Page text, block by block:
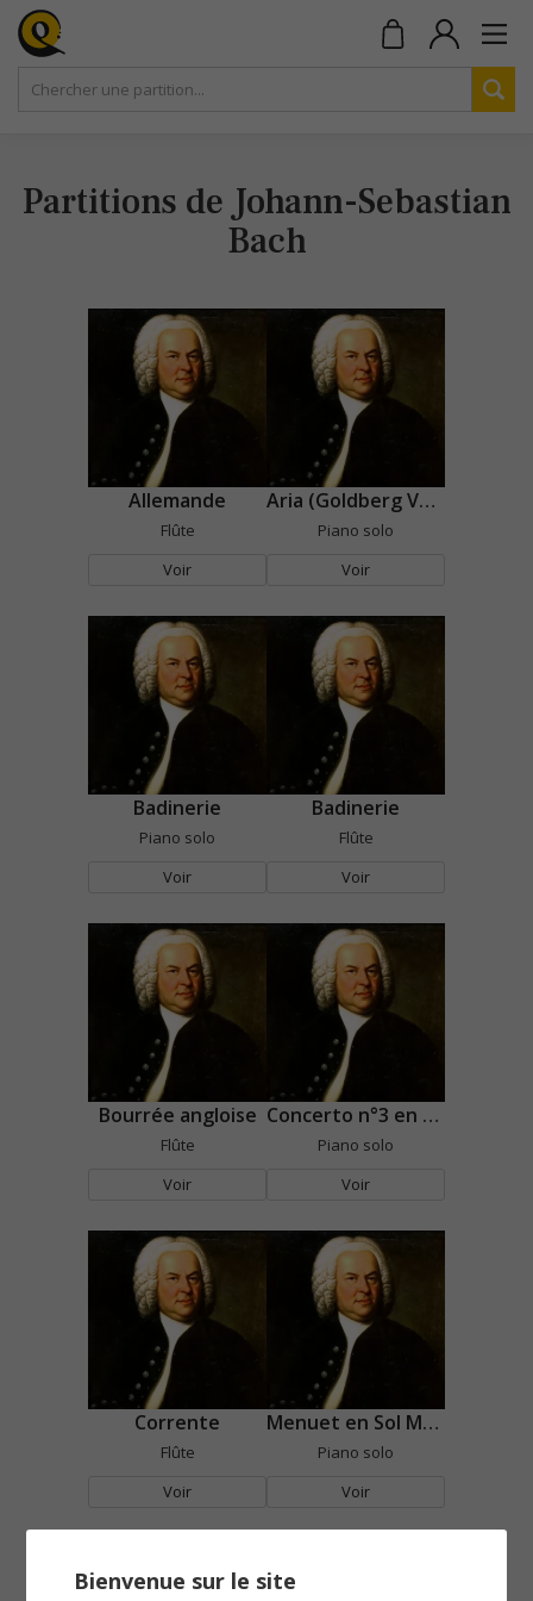
Partitions de Johann-Sebastian
Bach
Allemande
Flûte
Voir
Aria (Goldberg Variations)
Piano solo
Voir
Badinerie
Piano solo
Voir
Badinerie
Flûte
Voir
Bourrée angloise
Flûte
Voir
Concerto n°3 en Ré Mineur
Piano solo
Voir
Corrente
Flûte
Voir
Menuet en Sol Majeur
Piano solo
Voir
Bienvenue sur le site